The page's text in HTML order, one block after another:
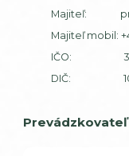
Majiteľ:
Majiteľ mobil:
IČO: 354
DIČ: 102